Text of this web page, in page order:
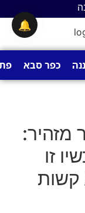
כפר סבא
מזהיר:
זו
קשות
🔔